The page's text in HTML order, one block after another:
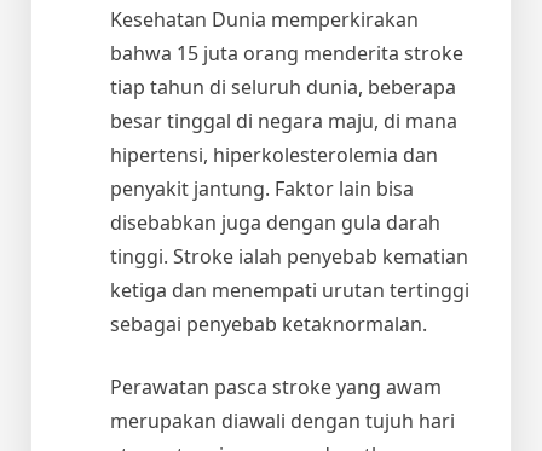
Kesehatan Dunia memperkirakan
bahwa 15 juta orang menderita stroke
tiap tahun di seluruh dunia, beberapa
besar tinggal di negara maju, di mana
hipertensi, hiperkolesterolemia dan
penyakit jantung. Faktor lain bisa
disebabkan juga dengan gula darah
tinggi. Stroke ialah penyebab kematian
ketiga dan menempati urutan tertinggi
sebagai penyebab ketaknormalan.
Perawatan pasca stroke yang awam
merupakan diawali dengan tujuh hari